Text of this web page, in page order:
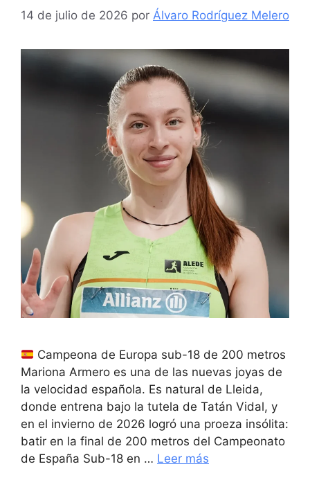
14 de julio de 2026 por Álvaro Rodríguez Melero
Campeona de Europa sub-18 de 200 metros
Mariona Armero es una de las nuevas joyas de
la velocidad española. Es natural de Lleida,
donde entrena bajo la tutela de Tatán Vidal, y
en el invierno de 2026 logró una proeza insólita:
batir en la final de 200 metros del Campeonato
de España Sub-18 en … Leer más